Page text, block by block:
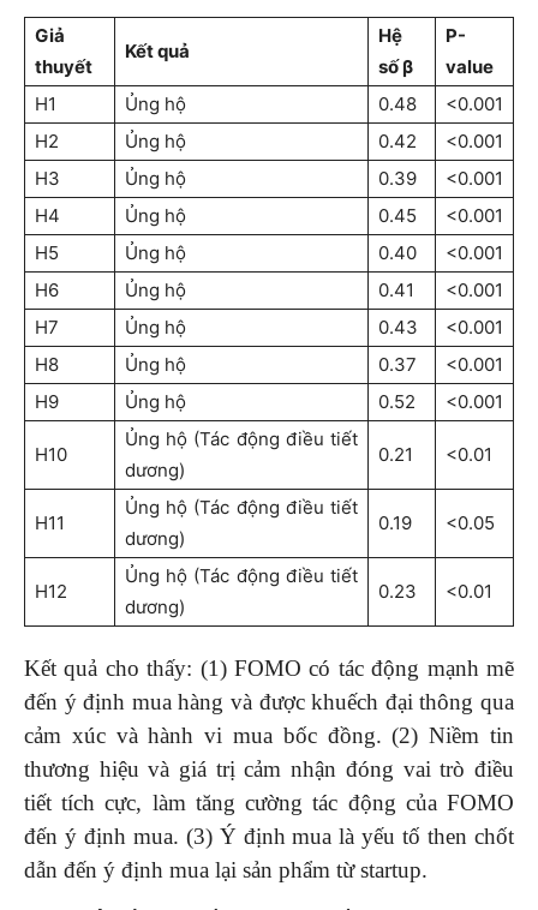
Giả
thuyết
Kết quả
Hệ
số β
P-
value
H1
Ủng hộ 0.48
<0.001
H2
Ủng hộ 0.42
<0.001
H3
Ủng hộ 0.39
<0.001
H4
Ủng hộ 0.45
<0.001
H5
Ủng hộ 0.40
<0.001
H6
Ủng hộ 0.41
<0.001
H7
Ủng hộ 0.43
<0.001
H8
Ủng hộ 0.37
<0.001
H9
Ủng hộ 0.52 <0.001
H10
Ủng hộ (Tác động điều tiết
dương)
0.21 <0.01
H11
Ủng hộ (Tác động điều tiết
dương)
0.19 <0.05
H12
Ủng hộ (Tác động điều tiết
dương)
0.23 <0.01
Kết quả cho thấy: (1) FOMO có tác động mạnh mẽ
đến ý định mua hàng và được khuếch đại thông qua
cảm xúc và hành vi mua bốc đồng. (2) Niềm tin
thương hiệu và giá trị cảm nhận đóng vai trò điều
tiết tích cực, làm tăng cường tác động của FOMO
đến ý định mua. (3) Ý định mua là yếu tố then chốt
dẫn đến ý định mua lại sản phẩm từ startup.